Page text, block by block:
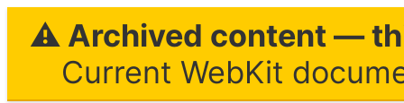
⚠ Archived content —
Current WebKit